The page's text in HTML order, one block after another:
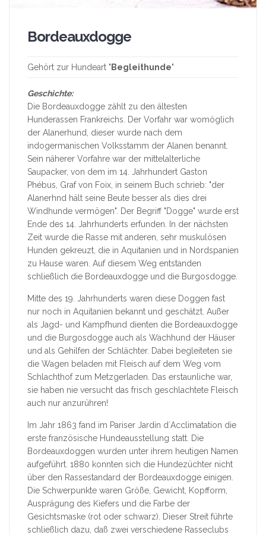
Bordeauxdogge
Gehört zur Hundeart " Begleithunde"
Geschichte:
Die Bordeauxdogge zählt zu den ältesten
Hunderassen Frankreichs. Der Vorfahr war womöglich
der Alanerhund, dieser wurde nach dem
indogermanischen Volksstamm der Alanen benannt.
Sein näherer Vorfahre war der mittelalterliche
Saupacker, von dem im 14. Jahrhundert Gaston
Phébus, Graf von Foix, in seinem Buch schrieb: "der
Alanerhnd hält seine Beute besser als dies drei
Windhunde vermögen". Der Begriff "Dogge" wurde erst
Ende des 14. Jahrhunderts erfunden. In der nächsten
Zeit wurde die Rasse mit anderen, sehr muskulösen
Hunden gekreuzt, die in Aquitanien und in Nordspanien
zu Hause waren. Auf diesem Weg entstanden
schließlich die Bordeauxdogge und die Burgosdogge.
Mitte des 19. Jahrhunderts waren diese Doggen fast
nur noch in Aquitanien bekannt und geschätzt. Außer
als Jagd- und Kampfhund dienten die Bordeauxdogge
und die Burgosdogge auch als Wachhund der Häuser
und als Gehilfen der Schlächter. Dabei begleiteten sie
die Wagen beladen mit Fleisch auf dem Weg vom
Schlachthof zum Metzgerladen. Das erstaunliche war,
sie haben nie versucht das frisch geschlachtete Fleisch
auch nur anzurühren!
Im Jahr 1863 fand im Pariser Jardin d´Acclimatation die
erste französische Hundeausstellung statt. Die
Bordeauxdoggen wurden unter ihrem heutigen Namen
aufgeführt. 1880 konnten sich die Hundezüchter nicht
über den Rassestandard der Bordeauxdogge einigen.
Die Schwerpunkte waren Größe, Gewicht, Kopfform,
Ausprägung des Kiefers und die Farbe der
Gesichtsmaske (rot oder schwarz). Dieser Streit führte
schließlich dazu, daß zwei verschiedene Rasseclubs